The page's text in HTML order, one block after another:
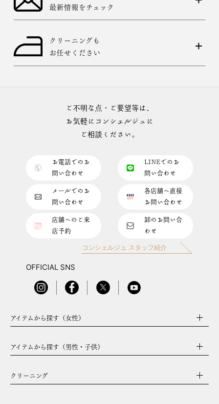
最新情報をチェック
クリーニングも
お任せください
ご不明な点・ご要望等は、
お気軽にコンシェルジュに
ご相談ください。
お電話でのお
問い合わせ
LINEでのお
問い合わせ
メールでのお
問い合わせ
各店舗へ直接
お問い合わせ
店舗へのご来
店予約
卸のお問い合
わせ
コンシェルジュ スタッフ紹介
OFFICIAL SNS
アイテムから探す（女性）
アイテムから探す（男性・子供）
クリーニング